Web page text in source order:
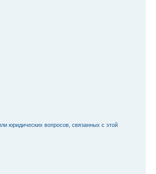
юридических вопросов, связанных с этой